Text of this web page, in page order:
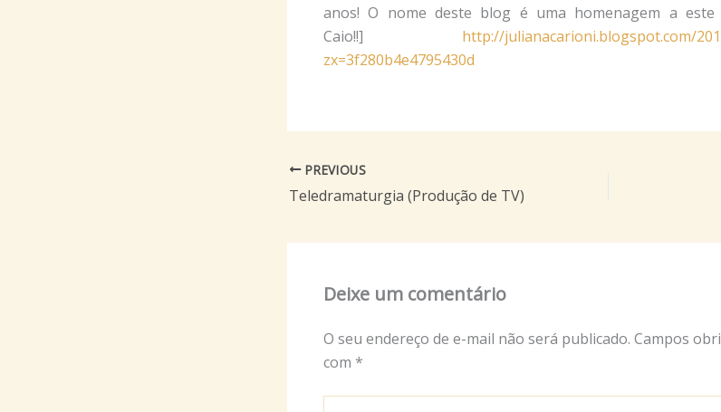
anos! O nome deste blog é uma homenagem a este
Caio!!] http://julianacarioni.blogspot.com/
zx=3f280b4e4795430d
PREVIOUS
Teledramaturgia (Produção de TV)
Deixe um comentário
O seu endereço de e-mail não será publicado. Campos
com *